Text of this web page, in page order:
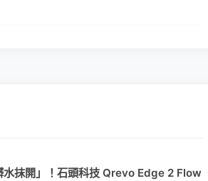
水抹開」！石頭科技 Qrevo Edge 2 Flow